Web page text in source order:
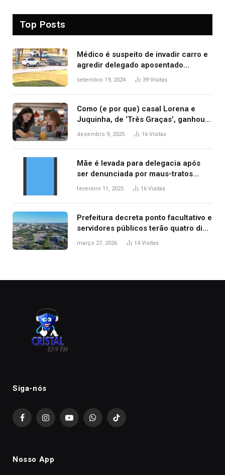
Top Posts
Médico é suspeito de invadir carro e
agredir delegado aposentado
durante confusão no trânsito
setembro 19, 2024 39 Visitas
Como (e por que) casal Lorena e
Juquinha, de ‘Três Graças’, ganhou
repercussão internacional
dezembro 9, 2025 16 Visitas
Mãe é levada para delegacia após
ser denunciada por maus-tratos
contra dois filhos, diz polícia
fevereiro 11, 2025 16 Visitas
Prefeitura decreta ponto facultativo e
servidores públicos terão quatro dias
de folga na Semana Santa
março 27, 2026 14 Visitas
Siga-nós
FacebookInstagramYouTubeWhatsAppTikTok
Nosso App